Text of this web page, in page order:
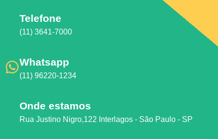
Telefone
(11) 3641-7000
Whatsapp
(11) 96220-1234
Onde estamos
Rua Justino Nigro,122 Interlagos - São Paulo - SP